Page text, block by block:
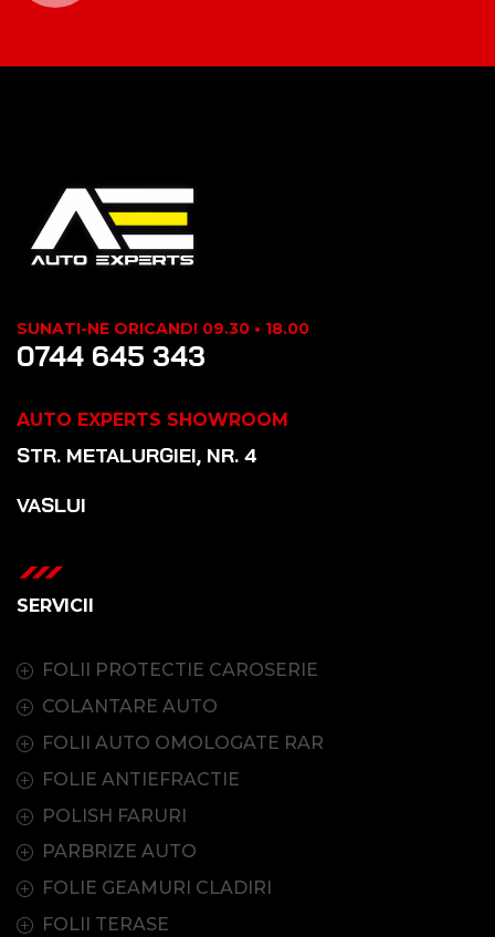
SUNATI-NE ORICAND! 09.30 • 18.00
0744 645 343
AUTO EXPERTS SHOWROOM
STR. METALURGIEI, NR. 4
VASLUI
SERVICII
FOLII PROTECTIE CAROSERIE
COLANTARE AUTO
FOLII AUTO OMOLOGATE RAR
FOLIE ANTIEFRACTIE
POLISH FARURI
PARBRIZE AUTO
FOLIE GEAMURI CLADIRI
FOLII TERASE